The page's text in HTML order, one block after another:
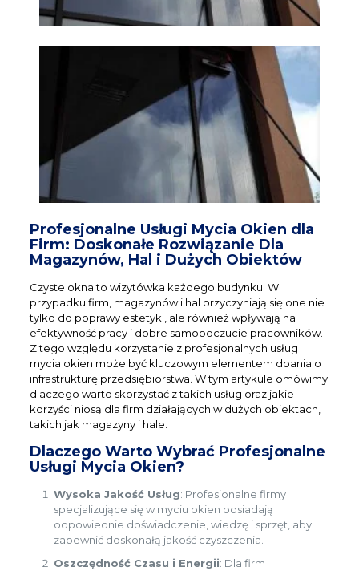
Profesjonalne Usługi Mycia Okien dla
Firm: Doskonałe Rozwiązanie Dla
Magazynów, Hal i Dużych Obiektów
Czyste okna to wizytówka każdego budynku. W
przypadku firm, magazynów i hal przyczyniają się one nie
tylko do poprawy estetyki, ale również wpływają na
efektywność pracy i dobre samopoczucie pracowników.
Z tego względu korzystanie z profesjonalnych usług
mycia okien może być kluczowym elementem dbania o
infrastrukturę przedsiębiorstwa. W tym artykule omówimy
dlaczego warto skorzystać z takich usług oraz jakie
korzyści niosą dla firm działających w dużych obiektach,
takich jak magazyny i hale.
Dlaczego Warto Wybrać Profesjonalne
Usługi Mycia Okien?
Wysoka Jakość Usług: Profesjonalne firmy
specjalizujące się w myciu okien posiadają
odpowiednie doświadczenie, wiedzę i sprzęt, aby
zapewnić doskonałą jakość czyszczenia.
Oszczędność Czasu i Energii: Dla firm